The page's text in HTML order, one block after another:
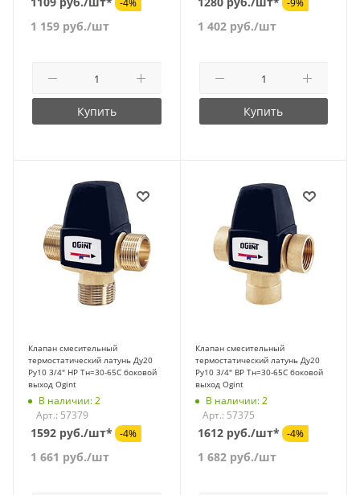
-4%
1 159 руб./шт
Купить
-9%
1 402руб./шт
Купить
Клапан смесительный
термостатический латунь Ду20
Ру10 3/4" НР Tн=30-65C боковой
выход Ogint
В наличии: 2
Арт.: 57379
1592 руб./шт* -4%
1 661 руб./шт
Клапан смесительный
термостатический латунь Ду20
Ру10 3/4" ВР Tн=30-65C боковой
выход Ogint
В наличии: 2
Арт.: 57375
1612 руб./шт* -4%
1 682руб./шт